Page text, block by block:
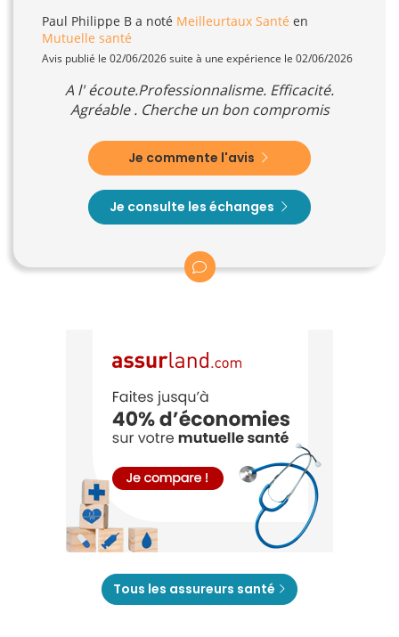
Paul Philippe B a noté Meilleurtaux Santé en
Mutuelle santé
Avis publié le 02/06/2026 suite à une expérience le 02/06/2026
A l' écoute.Professionnalisme. Efficacité.
Agréable . Cherche un bon compromis
Je commente l'avis
Je consulte les échanges
Tous les assureurs santé